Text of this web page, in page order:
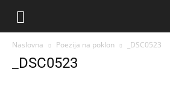
Naslovna Poezija na poklon _DSC0523
_DSC0523